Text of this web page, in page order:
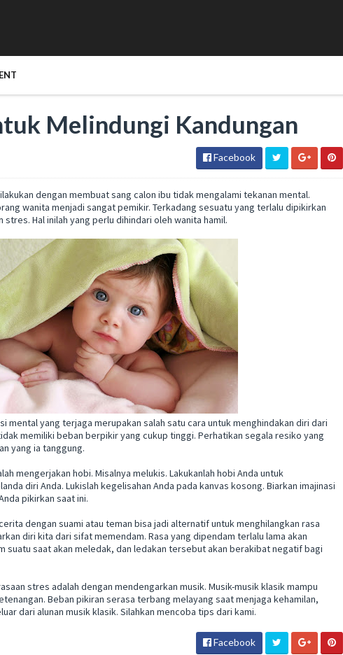
Melindungi Kandungan
Facebook
dengan membuat sang calon ibu tidak mengalami tekanan mental.
wanita menjadi sangat pemikir. Terkadang sesuatu yang terlalu dipikirkan
Hal inilah yang perlu dihindari oleh wanita hamil.
mental yang terjaga merupakan salah satu cara untuk menghindakan diri dari
memiliki beban berpikir yang cukup tinggi. Perhatikan segala resiko yang
yang ia tanggung.
mengerjakan hobi. Misalnya melukis. Lakukanlah hobi Anda untuk
diri Anda. Lukislah kegelisahan Anda pada kanvas kosong. Biarkan imajinasi
pikirkan saat ini.
dengan suami atau teman bisa jadi alternatif untuk menghilangkan rasa
diri kita dari sifat memendam. Rasa yang dipendam terlalu lama akan
suatu saat akan meledak, dan ledakan tersebut akan berakibat negatif bagi
stres adalah dengan mendengarkan musik. Musik-musik klasik mampu
Beban pikiran serasa terbang melayang saat menjaga kehamilan,
dari alunan musik klasik. Silahkan mencoba tips dari kami.
Facebook